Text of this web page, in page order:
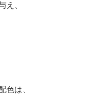
え、
色は、